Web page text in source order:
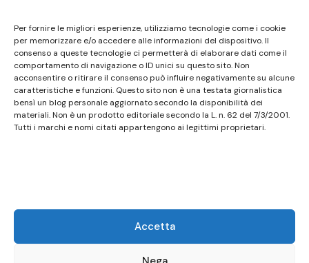
Per fornire le migliori esperienze, utilizziamo tecnologie come i cookie
per memorizzare e/o accedere alle informazioni del dispositivo. Il
consenso a queste tecnologie ci permetterà di elaborare dati come il
comportamento di navigazione o ID unici su questo sito. Non
acconsentire o ritirare il consenso può influire negativamente su alcune
caratteristiche e funzioni. Questo sito non è una testata giornalistica
bensì un blog personale aggiornato secondo la disponibilità dei
materiali. Non è un prodotto editoriale secondo la L. n. 62 del 7/3/2001.
Tutti i marchi e nomi citati appartengono ai legittimi proprietari.
Accetta
non ha carattere periodico essendo aggiornato
secondo la disponibilità e la reperibilità dei materiali.
Pertanto non può essere considerato in alcun modo
un prodotto editoriale ai sensi della L. n. 62 del
7/3/2001. Tutti i marchi riportati appartengono ai
legittimi proprietari; marchi di terzi, nomi di prodotti,
tecnici, in totale rispetto della normativa europea.